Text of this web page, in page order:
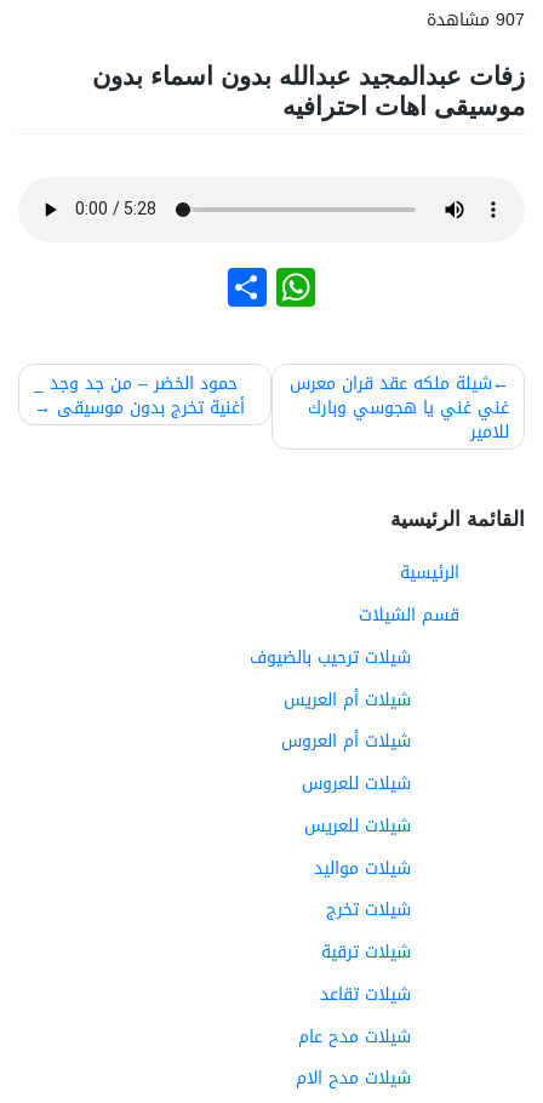
907 مشاهدة
زفات عبدالمجيد عبدالله بدون اسماء بدون
موسيقى اهات احترافيه
WhatsApp
نشر
تصفّح
المقالات
شيلة ملكه عقد قران معرس
غني غني يا هجوسي وبارك
للامير
حمود الخضر – من جد وجد _
أغنية تخرج بدون موسيقى
القائمة الرئيسية
الرئيسية
قسم الشيلات
شيلات ترحيب بالضيوف
شيلات أم العريس
شيلات أم العروس
شيلات للعروس
شيلات للعريس
شيلات مواليد
شيلات تخرج
شيلات ترقية
شيلات تقاعد
شيلات مدح عام
شيلات مدح الام